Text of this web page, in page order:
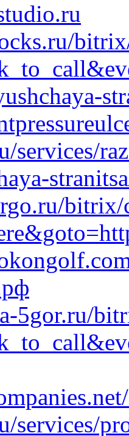
services/
bitrix/
5gor.ru/
services/